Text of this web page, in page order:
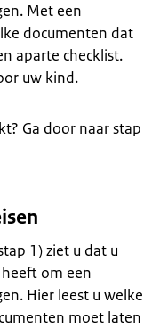
Met een
documenten dat
aparte checklist.
uw kind.
Ga door naar stap
1) ziet u dat u
om een
Hier leest u welke
moet laten